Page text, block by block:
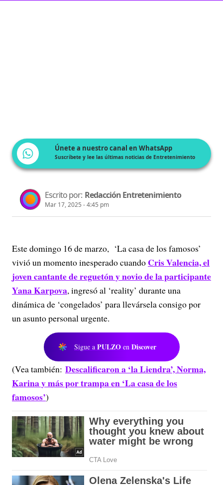
Únete a nuestro canal en WhatsApp
Suscríbete y lee las últimas noticias de Entretenimiento
Escrito por: Redacción Entretenimiento
Mar 17, 2025 - 4:45 pm
Este domingo 16 de marzo, ‘La casa de los famosos’
vivió un momento inesperado cuando Cris Valencia, el
joven cantante de reguetón y novio de la participante
Yana Karpova, ingresó al ‘reality’ durante una
dinámica de ‘congelados’ para llevársela consigo por
un asunto personal urgente.
Sigue a PULZO en Discover
(Vea también: Descalificaron a ‘la Liendra’, Norma,
Karina y más por trampa en ‘La casa de los
famosos’)